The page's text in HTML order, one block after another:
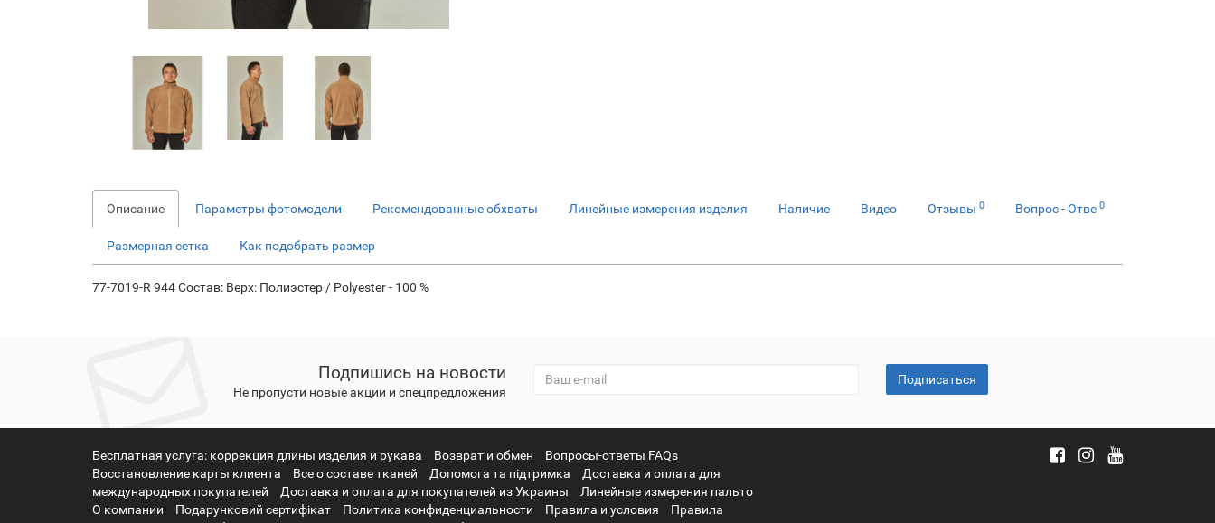
Описание Параметры фотомодели Рекомендованные обхваты Линейные измерения изделия Наличие Видео Отзывы 0 Вопрос - Отве 0
Размерная сетка Как подобрать размер
77-7019-R 944 Состав: Верх: Полиэстер / Polyester - 100 %
Подпишись на новости
Не пропусти новые акции и спецпредложения
Подписаться
Бесплатная услуга: коррекция длины изделия и рукава Возврат и обмен
Вопросы-ответы FAQs
Восстановление карты клиента
Все о составе тканей Допомога та підтримка
Доставка и оплата для
международных покупателей
Доставка и оплата для покупателей из Украины
Линейные измерения пальто
О компании
Подарунковий сертифікат Политика конфиденциальности Правила и условия
Правила